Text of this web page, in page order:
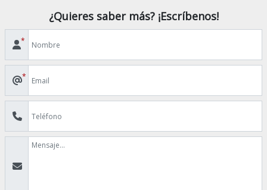
¿Quieres saber más? ¡Escríbenos!
*
*